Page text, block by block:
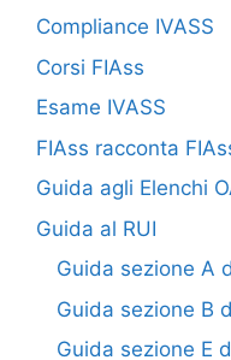
Compliance IVASS
Corsi FIAss
Esame IVASS
FIAss racconta
Guida agli Elenchi
Guida al RUI
Guida sezione A
Guida sezione B
Guida sezione E